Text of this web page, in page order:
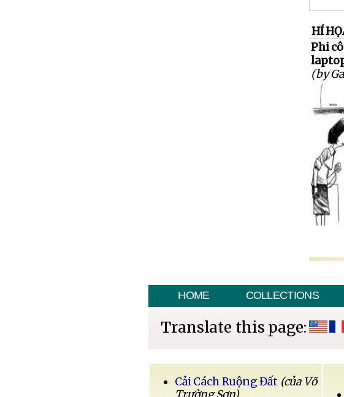
HÍ
Phi
(by
HOME COLLECTIONS
Translate this page:
Cải Cách Ruộng Đất (của Võ
Trường Sơn)